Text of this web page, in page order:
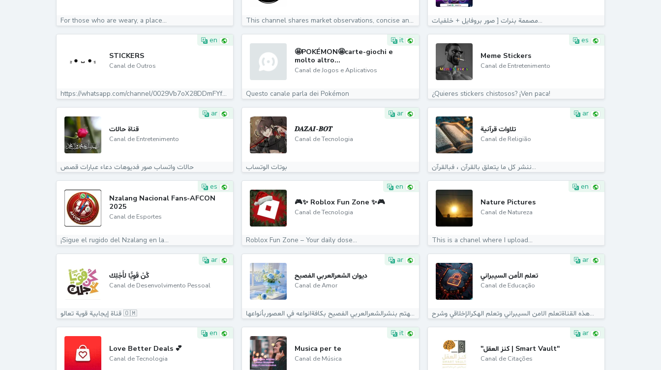
For those who are weary, a place... This channel shares market observations, concise analysis,... مصممة بنرات [ صور بروفايل + خلفيات...
en
STICKERS
Canal de Outros
https://whatsapp.com/channel/0029Vb7oX28DDmFYfF3dah01
it
🤩POKÉMON🤩carte-giochi e
molto altro...
Canal de Jogos e Aplicativos
Questo canale parla dei Pokémon
es
Meme Stickers
Canal de Entretenimento
¿Quieres stickers chistosos? ¡Ven paca!
ar
قناة حالات
Canal de Entretenimento
حالات واتساب صور فديوهات دعاء عبارات قصص
ar
𝑫𝑨𝒁𝑨𝑰-𝑩𝑶𝑻
Canal de Tecnologia
بوتات الوتساب
ar
تلاوات قرآنية
Canal de Religião
ننشر كل ما يتعلق بالقرآن ، فبالقرآن...
es
Nzalang Nacional Fans-AFCON
2025
Canal de Esportes
¡Sigue el rugido del Nzalang en la...
en
🎮✨ Roblox Fun Zone ✨🎮
Canal de Tecnologia
Roblox Fun Zone – Your daily dose...
en
Nature Pictures
Canal de Natureza
This is a chanel where I upload...
ar
كُنْ قَوِيًّا لأَجْلِك
Canal de Desenvolvimento Pessoal
قناة إيجابية قوية تعالو 🇴🇲
ar
ديوان الشعرالعربي الفصيح
Canal de Amor
هذه القناةتهتم بنشرالشعرالعربي الفصيح بكافةانواعه في العصوربأنواعها...
ar
تعلم الأمن السيبراني
Canal de Educação
هذه القناةتعلم الامن السيبراني وتعلم الهكرالإخلاقي وشرح...
en
Love Better Deals 💕
Canal de Tecnologia
it
Musica per te
Canal de Música
ar
"كنز العقل | Smart Vault"
Canal de Citações